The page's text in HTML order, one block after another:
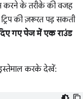
करने के तरीके की वजह
की ज़रूरत पड़ सकती
गए पेज में एक राउंड
करके देखें: